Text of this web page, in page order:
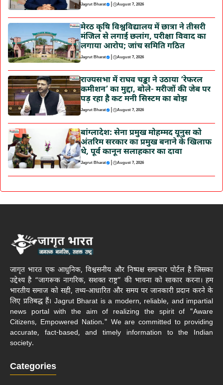
Jagrut Bharat | August 7, 2026
मेरठ कृषि विश्वविद्यालय में छात्रा ने तीसरी
मंजिल से लगाई छलांग, परीक्षा विवाद का
लगाया आरोप; जांच समिति गठित
Jagrut Bharat | August 7, 2026
राज्यसभा में राघव चड्ढा ने उठाया ‘रेफरल
कमीशन’ का मुद्दा, बोले- मरीजों की जेब पर
पड़ रहा है कट मनी सिस्टम का बोझ
Jagrut Bharat | August 7, 2026
बांग्लादेश: सेना प्रमुख मोहम्मद यूनुस को
अंतरिम सरकार का प्रमुख बनाने के खिलाफ
थे, पूर्व कानून सलाहकार का दावा
Jagrut Bharat | August 7, 2026
जागृत भारत एक आधुनिक, विश्वसनीय और निष्पक्ष समाचार पोर्टल है जिसका
उद्देश्य है “जागरूक नागरिक, सशक्त राष्ट्र” की भावना को साकार करना। हम
भारतीय समाज को सही, तथ्य-आधारित और समय पर जानकारी प्रदान करने के
लिए प्रतिबद्ध हैं। Jagrut Bharat is a modern, reliable, and impartial
news portal with the aim of realizing the spirit of "Aware
Citizens, Empowered Nation." We are committed to providing
accurate, fact-based, and timely information to the Indian
society.
Categories